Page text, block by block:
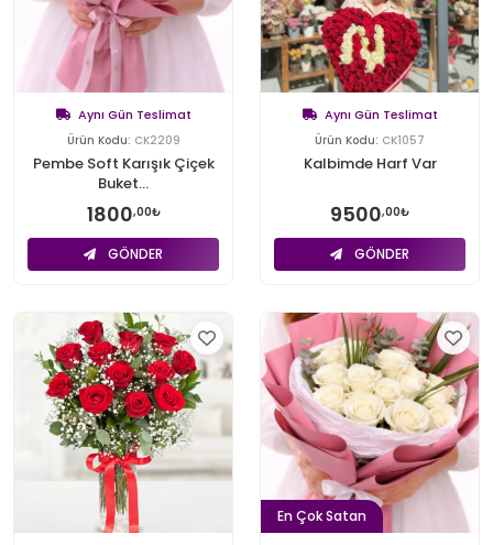
Aynı Gün Teslimat
Ürün Kodu: CK2209
Pembe Soft Karışık Çiçek
Buket...
1800,00₺
GÖNDER
Aynı Gün Teslimat
Ürün Kodu: CK1057
Kalbimde Harf Var
9500,00₺
GÖNDER
En Çok Satan